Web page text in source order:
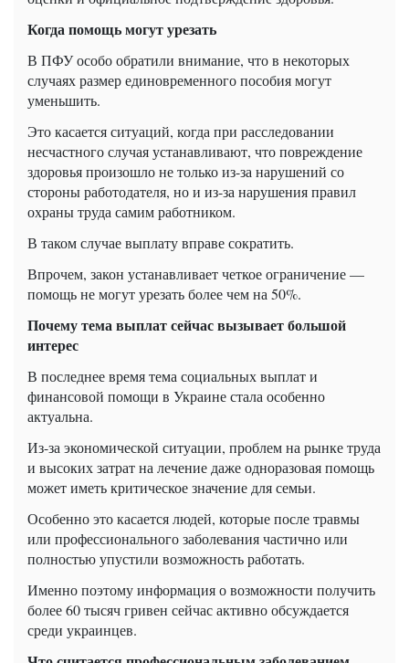
Когда помощь могут урезать
В ПФУ особо обратили внимание, что в некоторых
случаях размер единовременного пособия могут
уменьшить.
Это касается ситуаций, когда при расследовании
несчастного случая устанавливают, что повреждение
здоровья произошло не только из-за нарушений со
стороны работодателя, но и из-за нарушения правил
охраны труда самим работником.
В таком случае выплату вправе сократить.
Впрочем, закон устанавливает четкое ограничение —
помощь не могут урезать более чем на 50%.
Почему тема выплат сейчас вызывает большой
интерес
В последнее время тема социальных выплат и
финансовой помощи в Украине стала особенно
актуальна.
Из-за экономической ситуации, проблем на рынке труда
и высоких затрат на лечение даже одноразовая помощь
может иметь критическое значение для семьи.
Особенно это касается людей, которые после травмы
или профессионального заболевания частично или
полностью упустили возможность работать.
Именно поэтому информация о возможности получить
более 60 тысяч гривен сейчас активно обсуждается
среди украинцев.